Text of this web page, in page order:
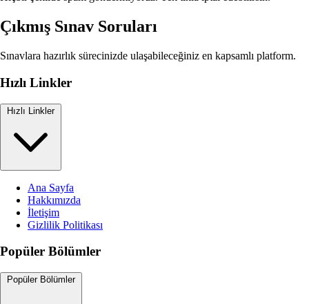
Çıkmış Sınav Soruları
Sınavlara hazırlık sürecinizde ulaşabileceğiniz en kapsamlı platform.
Hızlı Linkler
Hızlı Linkler
Ana Sayfa
Hakkımızda
İletişim
Gizlilik Politikası
Popüler Bölümler
Popüler Bölümler